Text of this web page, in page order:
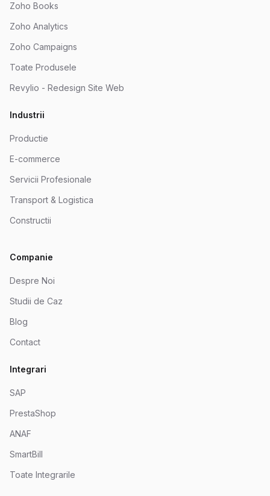
Zoho Books
Zoho Analytics
Zoho Campaigns
Toate Produsele
Revylio - Redesign Site Web
Industrii
Productie
E-commerce
Servicii Profesionale
Transport & Logistica
Constructii
Companie
Despre Noi
Studii de Caz
Blog
Contact
Integrari
SAP
PrestaShop
ANAF
SmartBill
Toate Integrarile